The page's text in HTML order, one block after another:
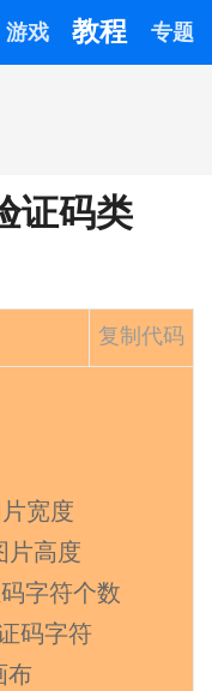
游戏 教程 专题
证码类
复制代码
宽度
高度
字符个数
码字符
布